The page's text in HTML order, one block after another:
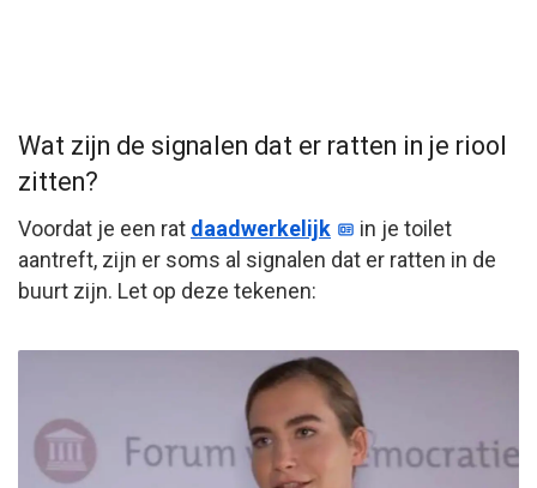
Wat zijn de signalen dat er ratten in je riool
zitten?
Voordat je een rat daadwerkelijk
in je toilet
aantreft, zijn er soms al signalen dat er ratten in de
buurt zijn. Let op deze tekenen: